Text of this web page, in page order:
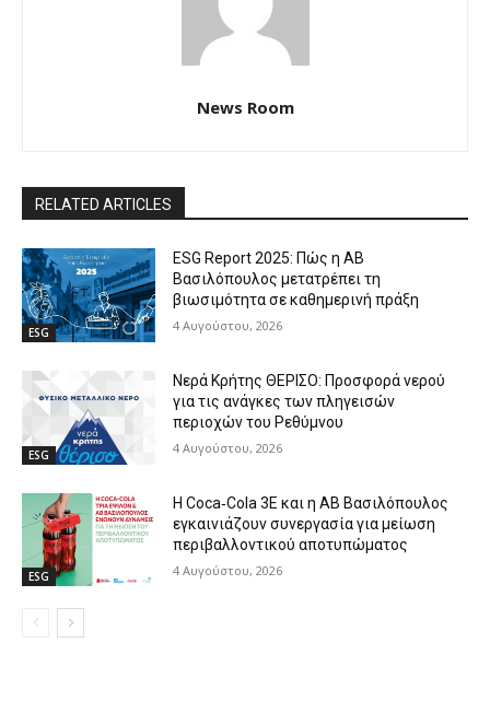
News Room
RELATED ARTICLES
ESG
ESG Report 2025: Πώς η ΑΒ
Βασιλόπουλος μετατρέπει τη
βιωσιμότητα σε καθημερινή πράξη
4 Αυγούστου, 2026
ESG
Νερά Κρήτης ΘΕΡΙΣΟ: Προσφορά νερού
για τις ανάγκες των πληγεισών
περιοχών του Ρεθύμνου
4 Αυγούστου, 2026
ESG
Η Coca‑Cola 3E και η ΑΒ Βασιλόπουλος
εγκαινιάζουν συνεργασία για μείωση
περιβαλλοντικού αποτυπώματος
4 Αυγούστου, 2026